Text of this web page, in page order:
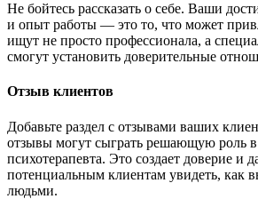
Не бойтесь рассказать о себе. Ваши
и опыт работы — это то, что может
ищут не просто профессионала, а
смогут установить доверительные
Отзыв клиентов
Добавьте раздел с отзывами ваших
отзывы могут сыграть решающую роль
психотерапевта. Это создает доверие и
потенциальным клиентам увидеть, как
людьми.